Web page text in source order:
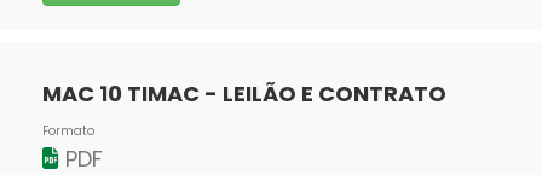
MAC 10 TIMAC - LEILÃO E CONTRATO
Formato
PDF